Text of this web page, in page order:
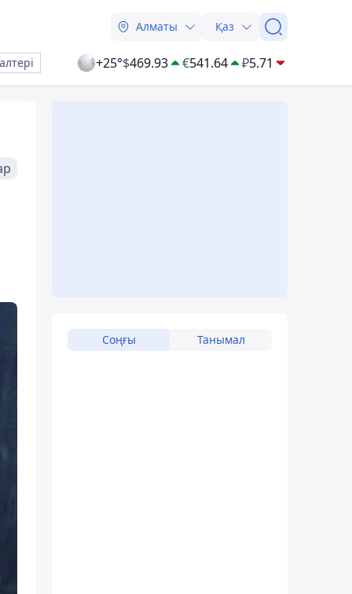
Алматы Қаз
+25°$469.93 €541.64 ₽5.71
Соңғы Танымал